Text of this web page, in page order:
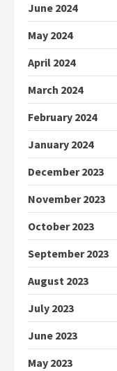
June 2024
May 2024
April 2024
March 2024
February 2024
January 2024
December 2023
November 2023
October 2023
September 2023
August 2023
July 2023
June 2023
May 2023